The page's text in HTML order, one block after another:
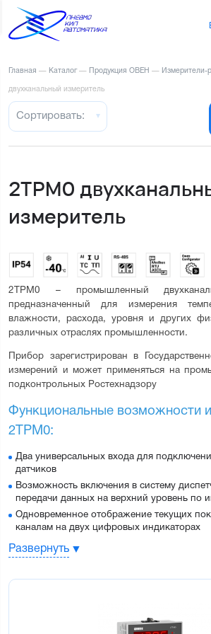
Главная — Каталог — Продукция ОВЕН — Измерители-
двухканальный измеритель
Сортировать:
2ТРМ0
измеритель
2ТРМ0 – промышленный
предназначенный для измерения
влажности, расхода, уровня и других
различных отраслях промышленности.
Прибор зарегистрирован в
измерений и может применяться на
подконтрольных Ростехнадзору
Функциональные возможности
2ТРМ0:
Два универсальных входа для
датчиков
Возможность включения в систему
передачи данных на верхний уровень по
Одновременное отображение текущих
каналам на двух цифровых индикаторах
Вычисление разности двух физических
Масштабирование шкалы для каждого
Развернуть